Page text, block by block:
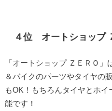
４位 オートショップ
「オートショップ ＺＥＲＯ
＆バイクのパーツやタイヤの
もOK！もちろんタイヤとホ
能です！